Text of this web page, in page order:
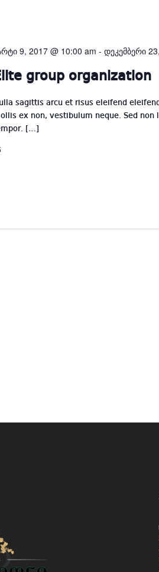
9, 2017 @ 10:00 am - დეკემბერი
group organization
sagittis arcu et risus eleifend
ex non, vestibulum neque. Sed
[…]